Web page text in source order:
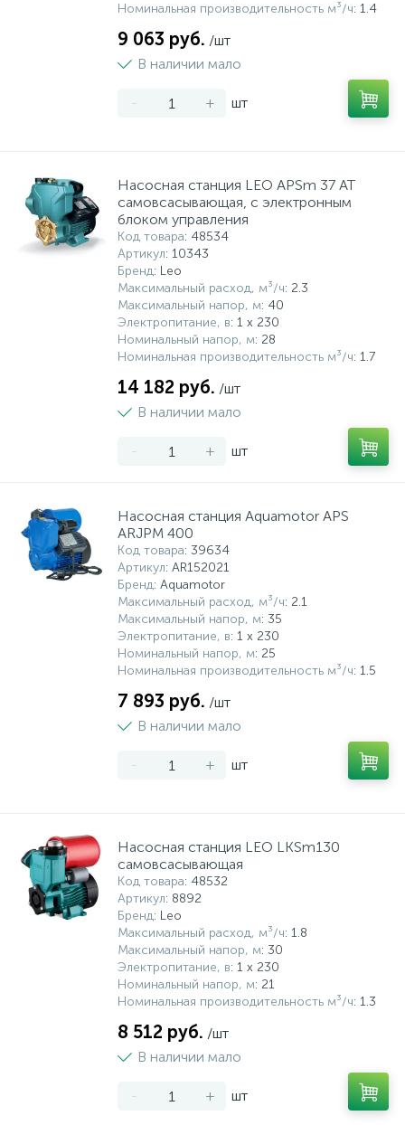
Номинальная производительность м³/ч: 1.4
9 063 руб. /шт
В наличии мало
- + шт
Насосная станция LEO APSm 37 AT
самовсасывающая, с электронным
блоком управления
Код товара: 48534
Артикул: 10343
Бренд: Leo
Максимальный расход, м³/ч: 2.3
Максимальный напор, м: 40
Электропитание, в: 1 x 230
Номинальный напор, м: 28
Номинальная производительность м³/ч: 1.7
14 182 руб. /шт
В наличии мало
- + шт
Насосная станция Aquamotor APS
ARJPM 400
Код товара: 39634
Артикул: AR152021
Бренд: Aquamotor
Максимальный расход, м³/ч: 2.1
Максимальный напор, м: 35
Электропитание, в: 1 x 230
Номинальный напор, м: 25
Номинальная производительность м³/ч: 1.5
7 893 руб. /шт
В наличии мало
- + шт
Насосная станция LEO LKSm130
самовсасывающая
Код товара: 48532
Артикул: 8892
Бренд: Leo
Максимальный расход, м³/ч: 1.8
Максимальный напор, м: 30
Электропитание, в: 1 x 230
Номинальный напор, м: 21
Номинальная производительность м³/ч: 1.3
8 512 руб. /шт
В наличии мало
- + шт